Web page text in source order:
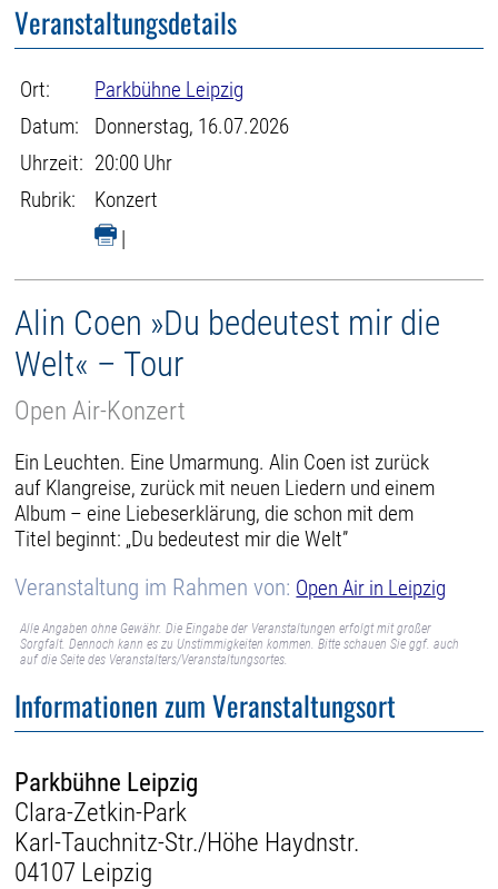
Veranstaltungsdetails
Ort:
Parkbühne Leipzig
Datum:
Donnerstag, 16.07.2026
Uhrzeit: 20:00 Uhr
Rubrik:
Konzert
|
Alin Coen »Du bedeutest mir die
Welt« – Tour
Open Air-Konzert
Ein Leuchten. Eine Umarmung. Alin Coen ist zurück
auf Klangreise, zurück mit neuen Liedern und einem
Album – eine Liebeserklärung, die schon mit dem
Titel beginnt: „Du bedeutest mir die Welt”
Veranstaltung im Rahmen von: Open Air in Leipzig
Alle Angaben ohne Gewähr. Die Eingabe der Veranstaltungen erfolgt mit großer
Sorgfalt. Dennoch kann es zu Unstimmigkeiten kommen. Bitte schauen Sie ggf. auch
auf die Seite des Veranstalters/Veranstaltungsortes.
Informationen zum Veranstaltungsort
Parkbühne Leipzig
Clara-Zetkin-Park
Karl-Tauchnitz-Str./Höhe Haydnstr.
04107 Leipzig